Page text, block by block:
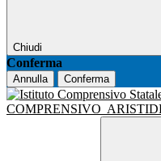
Chiudi
Conferma
Annulla Conferma
COMPRENSIVO